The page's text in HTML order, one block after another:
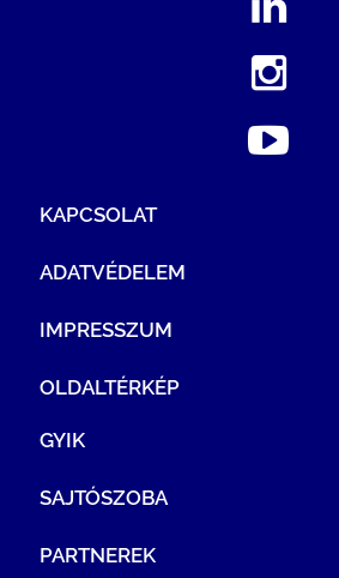
KAPCSOLAT
ADATVÉDELEM
IMPRESSZUM
OLDALTÉRKÉP
GYIK
SAJTÓSZOBA
PARTNEREK